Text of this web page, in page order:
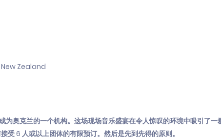
Zealand
奥克兰的一个机构。这场现场音乐盛宴在令人惊叹的环境中吸引了一
受 6 人或以上团体的有限预订。然后是先到先得的原则。